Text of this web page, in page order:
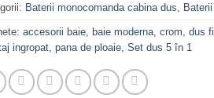
Baterii monocomanda cabina dus
accesorii baie baie moderna crom dus
ingropat pana de ploaie Set dus 5 în 1